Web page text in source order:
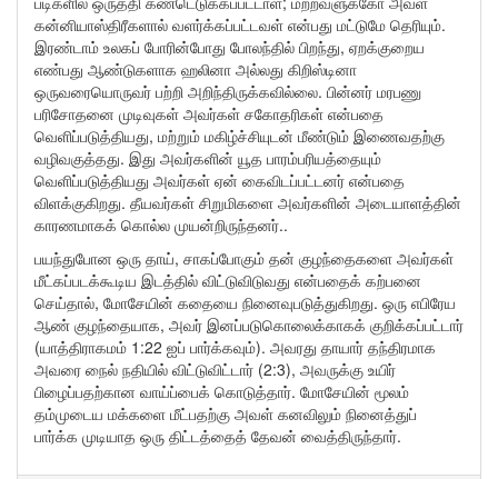
கன்னியாஸ்திரீகளால் வளர்க்கப்பட்டவள் என்பது மட்டுமே தெரியும்.
இரண்டாம் உலகப் போரின்போது போலந்தில் பிறந்து, ஏறக்குறைய
எண்பது ஆண்டுகளாக ஹலினா அல்லது கிறிஸ்டினா
ஒருவரையொருவர் பற்றி அறிந்திருக்கவில்லை. பின்னர் மரபணு
பரிசோதனை முடிவுகள் அவர்கள் சகோதரிகள் என்பதை
வெளிப்படுத்தியது, மற்றும் மகிழ்ச்சியுடன் மீண்டும் இணைவதற்கு
வழிவகுத்தது. இது அவர்களின் யூத பாரம்பரியத்தையும்
வெளிப்படுத்தியது அவர்கள் ஏன் கைவிடப்பட்டனர் என்பதை
விளக்குகிறது. தீயவர்கள் சிறுமிகளை அவர்களின் அடையாளத்தின்
காரணமாகக் கொல்ல முயன்றிருந்தனர்..
பயந்துபோன ஒரு தாய், சாகப்போகும் தன் குழந்தைகளை அவர்கள்
மீட்கப்படக்கூடிய இடத்தில் விட்டுவிடுவது என்பதைக் கற்பனை
செய்தால், மோசேயின் கதையை நினைவுபடுத்துகிறது. ஒரு எபிரேய
ஆண் குழந்தையாக, அவர் இனப்படுகொலைக்காகக் குறிக்கப்பட்டார்
(யாத்திராகமம் 1:22 ஐப் பார்க்கவும்). அவரது தாயார் தந்திரமாக
அவரை நைல் நதியில் விட்டுவிட்டார் (2:3), அவருக்கு உயிர்
பிழைப்பதற்கான வாய்ப்பைக் கொடுத்தார். மோசேயின் மூலம்
தம்முடைய மக்களை மீட்பதற்கு அவள் கனவிலும் நினைத்துப்
பார்க்க முடியாத ஒரு திட்டத்தைத் தேவன் வைத்திருந்தார்.